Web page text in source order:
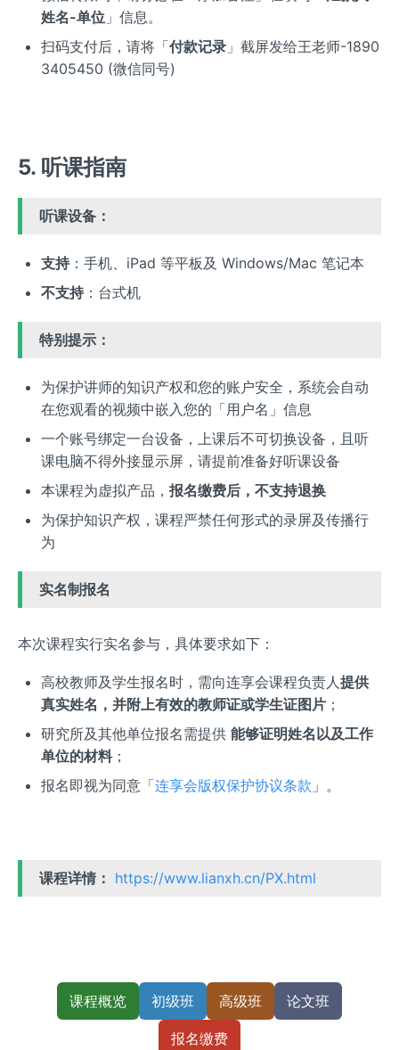
姓名-单位」信息。
扫码支付后，请将「付款记录」截屏发给王老师-1890
3405450 (微信同号)
5. 听课指南
听课设备：
支持：手机、iPad 等平板及 Windows/Mac 笔记本
不支持：台式机
特别提示：
为保护讲师的知识产权和您的账户安全，系统会自动
在您观看的视频中嵌入您的「用户名」信息
一个账号绑定一台设备，上课后不可切换设备，且听
课电脑不得外接显示屏，请提前准备好听课设备
本课程为虚拟产品， 报名缴费后，不支持退换
为保护知识产权，课程严禁任何形式的录屏及传播行
为
实名制报名
本次课程实行实名参与，具体要求如下：
高校教师及学生报名时，需向连享会课程负责人提供
真实姓名，并附上有效的教师证或学生证图片；
研究所及其他单位报名需提供 能够证明姓名以及工作
单位的材料；
报名即视为同意「连享会版权保护协议条款 」。
课程详情： https://www.lianxh.cn/PX.html
课程概览 初级班 高级班 论文班
报名缴费